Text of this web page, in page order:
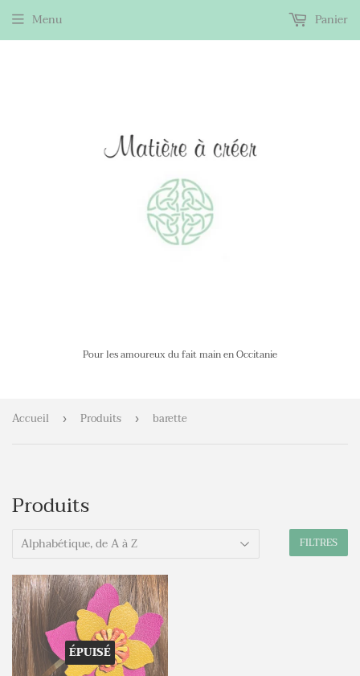
Pour les amoureux du fait main en Occitanie
Menu Panier
Accueil › Produits › barette
Produits
FILTRES
ÉPUISÉ